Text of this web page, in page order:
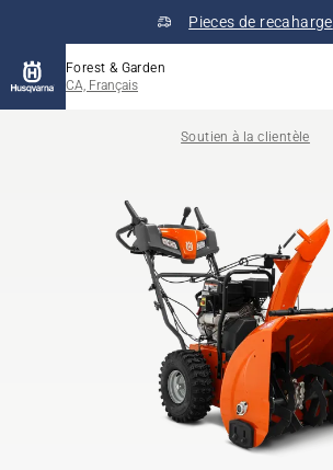
Pieces de recaharge
Forest & Garden
CA, Français
Soutien à la clientèle